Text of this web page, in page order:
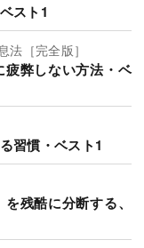
スト1
［完全版］
疲弊しない方法・ベ
習慣・ベスト1
残酷に分断する、